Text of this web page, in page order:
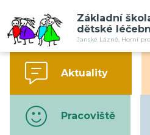
Základní
dětské
Janské Lázně, Horní
Aktuality
Pracoviště